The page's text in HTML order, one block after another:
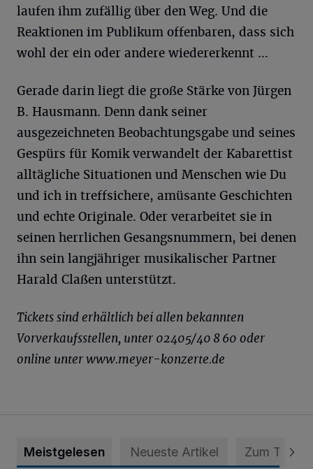
laufen ihm zufällig über den Weg. Und die
Reaktionen im Publikum offenbaren, dass sich
wohl der ein oder andere wiedererkennt …
Gerade darin liegt die große Stärke von Jürgen
B. Hausmann. Denn dank seiner
ausgezeichneten Beobachtungsgabe und seines
Gespürs für Komik verwandelt der Kabarettist
alltägliche Situationen und Menschen wie Du
und ich in treffsichere, amüsante Geschichten
und echte Originale. Oder verarbeitet sie in
seinen herrlichen Gesangsnummern, bei denen
ihn sein langjähriger musikalischer Partner
Harald Claßen unterstützt.
Tickets sind erhältlich bei allen bekannten
Vorverkaufsstellen, unter 02405/40 8 60 oder
online unter www.meyer-konzerte.de
Meistgelesen Neueste Artikel Zum Thema